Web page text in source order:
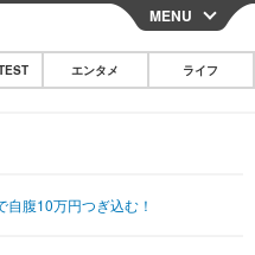
CLOSE
MENU
エンタメ ライフ
腹10万円つぎ込む！